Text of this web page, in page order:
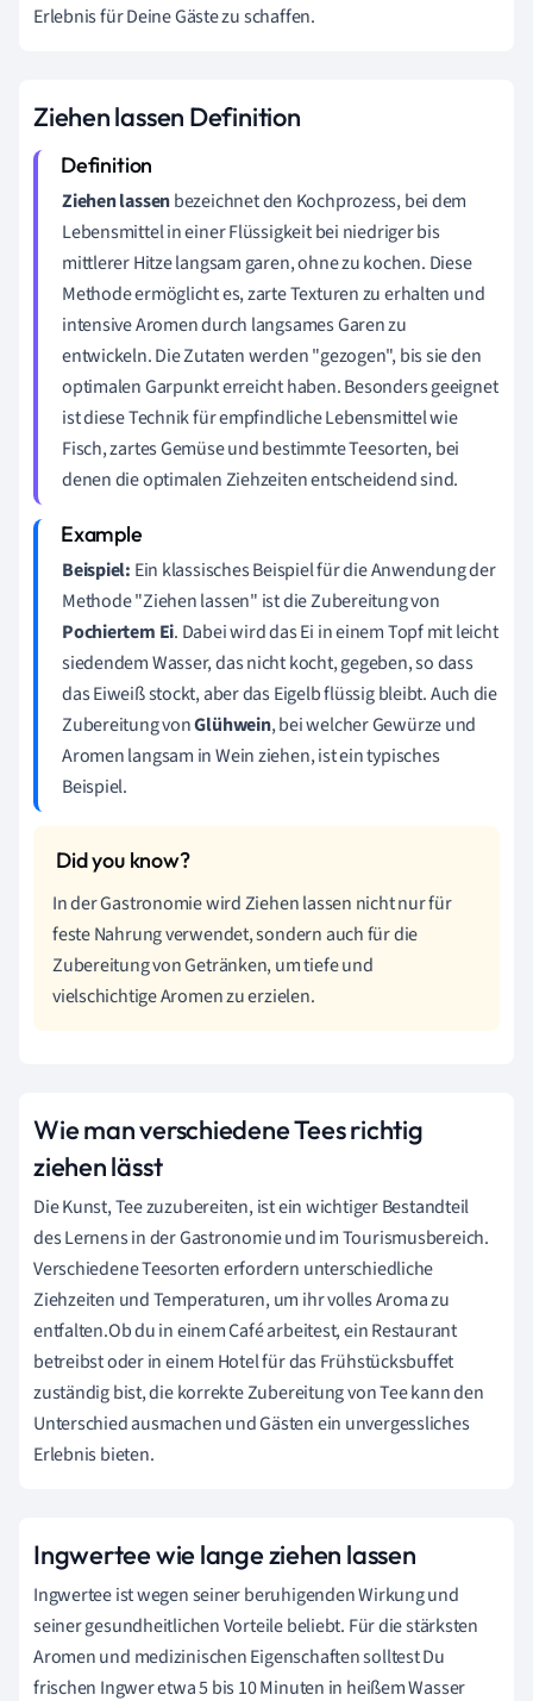
Erlebnis für Deine Gäste zu schaffen.
Ziehen lassen Definition
Ziehen lassenbezeichnet den Kochprozess, bei dem
Lebensmittel in einer Flüssigkeit bei niedriger bis
mittlerer Hitze langsam garen, ohne zu kochen. Diese
Methode ermöglicht es, zarte Texturen zu erhalten und
intensive Aromen durch langsames Garen zu
entwickeln. Die Zutaten werden "gezogen", bis sie den
optimalen Garpunkt erreicht haben. Besonders geeignet
ist diese Technik für empfindliche Lebensmittel wie
Fisch, zartes Gemüse und bestimmte Teesorten, bei
denen die optimalen Ziehzeiten entscheidend sind.
Beispiel: Ein klassisches Beispiel für die Anwendung der
Methode "Ziehen lassen" ist die Zubereitung von
Pochiertem Ei. Dabei wird das Ei in einem Topf mit leicht
siedendem Wasser, das nicht kocht, gegeben, so dass
das Eiweiß stockt, aber das Eigelb flüssig bleibt. Auch die
Zubereitung vonGlühwein, bei welcher Gewürze und
Aromen langsam in Wein ziehen, ist ein typisches
Beispiel.
In der Gastronomie wird Ziehen lassen nicht nur für
feste Nahrung verwendet, sondern auch für die
Zubereitung von Getränken, um tiefe und
vielschichtige Aromen zu erzielen.
Wie man verschiedene Tees richtig
ziehen lässt
Die Kunst, Tee zuzubereiten, ist ein wichtiger Bestandteil
des Lernens in der Gastronomie und im Tourismusbereich.
Verschiedene Teesorten erfordern unterschiedliche
Ziehzeiten und Temperaturen, um ihr volles Aroma zu
entfalten.Ob du in einem Café arbeitest, ein Restaurant
betreibst oder in einem Hotel für das Frühstücksbuffet
zuständig bist, die korrekte Zubereitung von Tee kann den
Unterschied ausmachen und Gästen ein unvergessliches
Erlebnis bieten.
Ingwertee wie lange ziehen lassen
Ingwertee ist wegen seiner beruhigenden Wirkung und
seiner gesundheitlichen Vorteile beliebt. Für die stärksten
Aromen und medizinischen Eigenschaften solltest Du
frischen Ingwer etwa 5 bis 10 Minuten in heißem Wasser